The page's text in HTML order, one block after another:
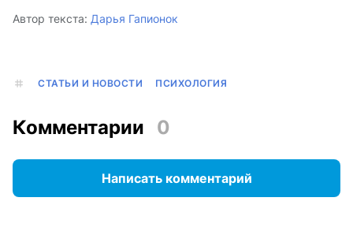
Автор текста: Дарья Гапионок
СТАТЬИ И НОВОСТИ ПСИХОЛОГИЯ
Комментарии 0
Написать комментарий